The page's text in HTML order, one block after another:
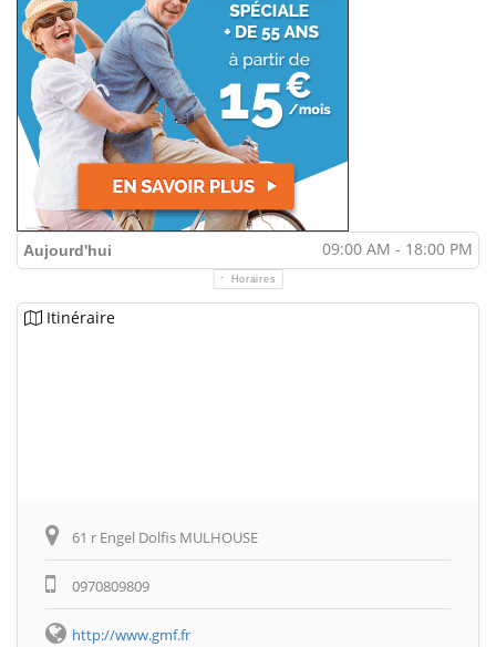
Aujourd'hui 09:00 AM - 18:00 PM
Horaires
Itinéraire
61 r Engel Dolfis MULHOUSE
0970809809
http://www.gmf.fr